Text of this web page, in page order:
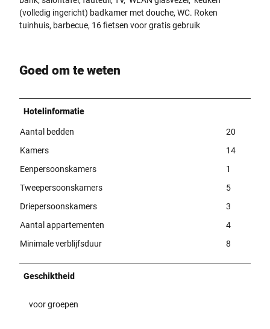
(volledig ingericht) badkamer met douche, WC. Roken
tuinhuis, barbecue, 16 fietsen voor gratis gebruik
Goed om te weten
Hotelinformatie
Aantal bedden
20
Kamers
14
Eenpersoonskamers
1
Tweepersoonskamers
5
Driepersoonskamers
3
Aantal appartementen
4
Minimale verblijfsduur
8
Geschiktheid
voor groepen